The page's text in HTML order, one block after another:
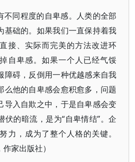
不同程度的自卑感。人类的全部
基础的。如果我们一直保持着我
接、实际而完美的方法改进环
自卑感。如果一个人已经气馁
障碍，反倒用一种优越感来自我
么他的自卑感会愈积愈多，问题
导入自欺之中，于是自卑感会变
伏的暗流，是为“自卑情结”。企
力，成为了整个人格的关键。
家出版社）